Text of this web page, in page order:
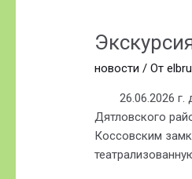
новости / От
26.06.2026 г.
Дятловского
Коссовским
святым
Беларуси.